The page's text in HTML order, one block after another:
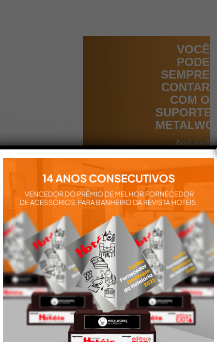
VOCÊ
PODE
SEMPRE
CONTAR
COM O
SUPORTE
Aqui você
encontra tudo
para a
utilização de
produtos:
manuais,
vídeos,
catálogos e
tudo mais que
precisa.
VEJA
TAMBÉM